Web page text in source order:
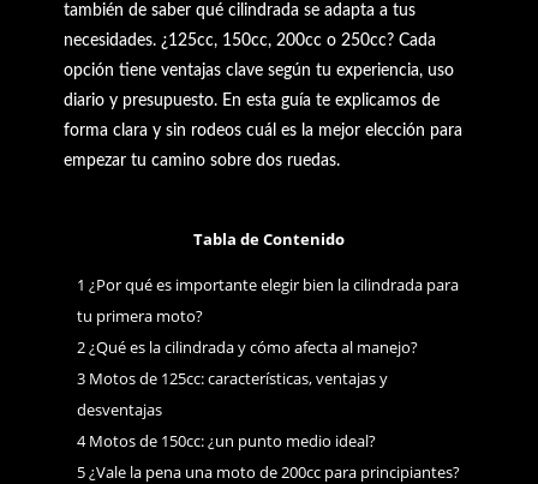
también de saber qué cilindrada se adapta a tus
necesidades. ¿125cc, 150cc, 200cc o 250cc? Cada
opción tiene ventajas clave según tu experiencia, uso
diario y presupuesto. En esta guía te explicamos de
forma clara y sin rodeos cuál es la mejor elección para
empezar tu camino sobre dos ruedas.
Tabla de Contenido
1 ¿Por qué es importante elegir bien la cilindrada para
tu primera moto?
2¿Qué es la cilindrada y cómo afecta al manejo?
3Motos de 125cc: características, ventajas y
desventajas
4Motos de 150cc: ¿un punto medio ideal?
5¿Vale la pena una moto de 200cc para principiantes?